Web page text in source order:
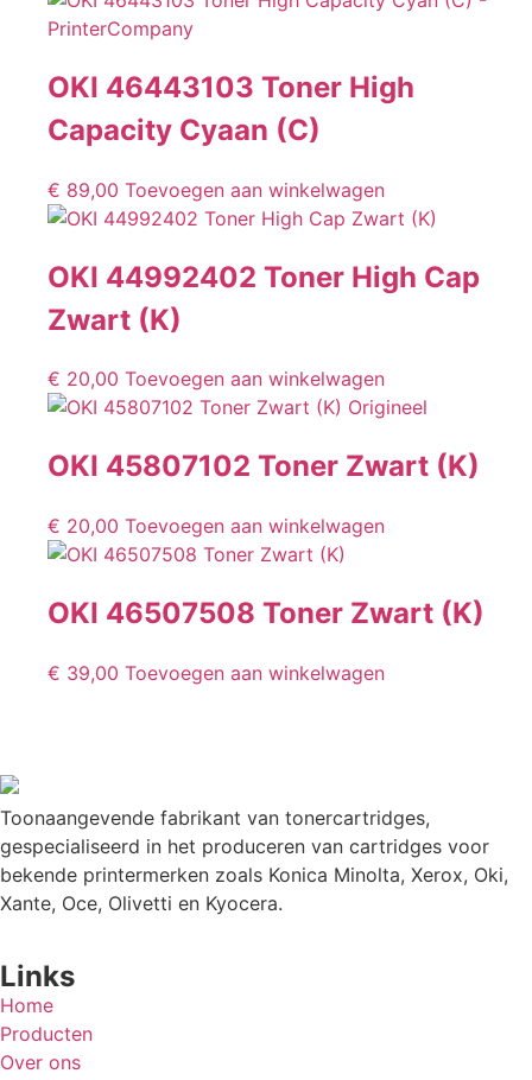
OKI 46443103 Toner High
Capacity Cyaan (C)
€ 89,00 Toevoegen aan winkelwagen
OKI 44992402 Toner High Cap
Zwart (K)
€ 20,00 Toevoegen aan winkelwagen
OKI 45807102 Toner Zwart (K)
€ 20,00 Toevoegen aan winkelwagen
OKI 46507508 Toner Zwart (K)
€ 39,00 Toevoegen aan winkelwagen
Toonaangevende fabrikant van tonercartridges,
gespecialiseerd in het produceren van cartridges voor
bekende printermerken zoals Konica Minolta, Xerox, Oki,
Xante, Oce, Olivetti en Kyocera.
Links
Home
Producten
Over ons